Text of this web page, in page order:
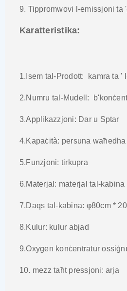
9. Tippromwovi l-emissjoni ta
Karatteristika:
1.Isem tal-Prodott: kamra ta '
2.Numru tal-Mudell:
3.Applikazzjoni: Dar u Sptar
4.Kapaċità: persuna waħedha
5.Funzjoni: tirkupra
6.Materjal: materjal tal-kabina
7.Daqs tal-kabina: φ80cm *
8.Kulur: kulur abjad
9.Oxygen konċentratur
10. mezz taħt pressjoni: arja